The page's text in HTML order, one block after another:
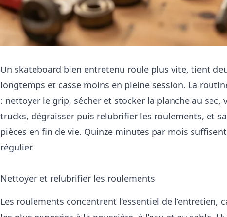
Un skateboard bien entretenu roule plus vite, tient
longtemps et casse moins en pleine session. La
: nettoyer le grip, sécher et stocker la planche au sec,
trucks, dégraisser puis relubrifier les roulements, et
pièces en fin de vie. Quinze minutes par mois
régulier.
Nettoyer et relubrifier les roulements
Les roulements concentrent l’essentiel de l’entretien,